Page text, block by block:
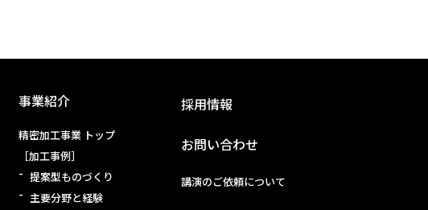
事業紹介
精密加工事業 トップ
［加工事例］
提案型ものづくり
主要分野と経験
採用情報
お問い合わせ
講演のご依頼について